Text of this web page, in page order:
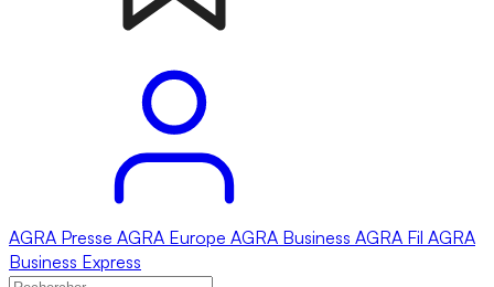
AGRA Presse AGRA Europe AGRA Business AGRA Fil AGRA
Business Express